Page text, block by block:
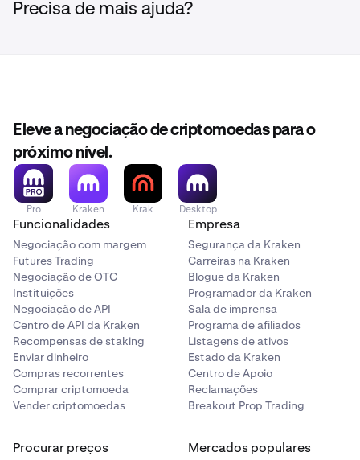
Precisa de mais ajuda?
Eleve a negociação de criptomoedas para o
próximo nível.
Pro Kraken Krak Desktop
Funcionalidades
Negociação com margem
Futures Trading
Negociação de OTC
Instituições
Negociação de API
Centro de API da Kraken
Recompensas de staking
Enviar dinheiro
Compras recorrentes
Comprar criptomoeda
Vender criptomoedas
Empresa
Segurança da Kraken
Carreiras na Kraken
Blogue da Kraken
Programador da Kraken
Sala de imprensa
Programa de afiliados
Listagens de ativos
Estado da Kraken
Centro de Apoio
Reclamações
Breakout Prop Trading
Procurar preços Mercados populares